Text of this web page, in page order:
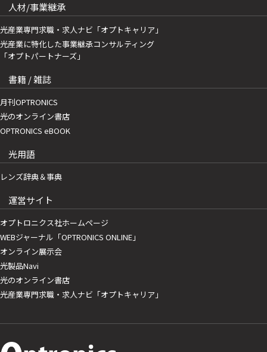
人材/事業継承
光産業専門求職・求人ナビ「オプトキャリア」
光産業に特化した事業継承コンサルティング
「オプトパートナーズ」
書籍 / 雑誌
月刊OPTRONICS
光のオンライン書店
OPTRONICS eBOOK
光用語
レンズ辞典＆事典
運営サイト
オプトロニクス社ホームページ
WEBジャーナル「OPTRONICS ONLINE」
オンライン展示会
光製品Navi
光のオンライン書店
光産業専門求職・求人ナビ「オプトキャリア」